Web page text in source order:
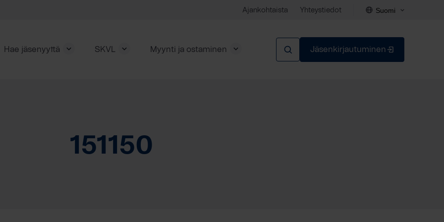
Ajankohtaista Yhteystiedot Suomi
Hae jäsenyyttä SKVL Myynti ja ostaminen Jäsenkirjautuminen
151150